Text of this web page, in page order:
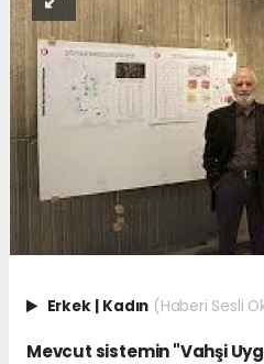
Erkek | Kadın (Haberi Sesli
Mevcut sistemin "Vahşi